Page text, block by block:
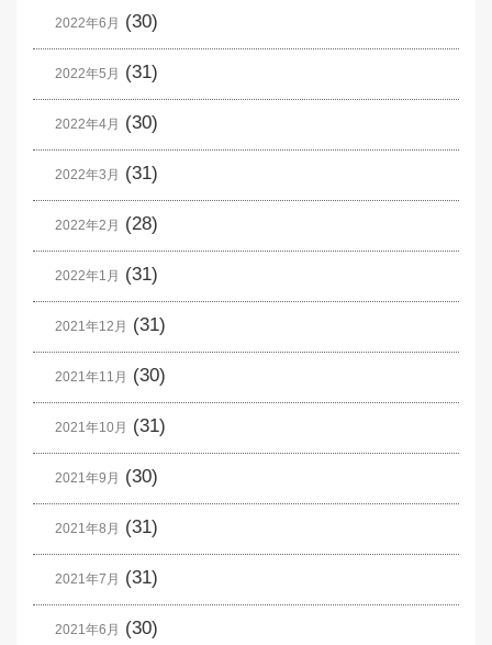
2022年6月 (30)
2022年5月 (31)
2022年4月 (30)
2022年3月 (31)
2022年2月 (28)
2022年1月 (31)
2021年12月 (31)
2021年11月 (30)
2021年10月 (31)
2021年9月 (30)
2021年8月 (31)
2021年7月 (31)
2021年6月 (30)